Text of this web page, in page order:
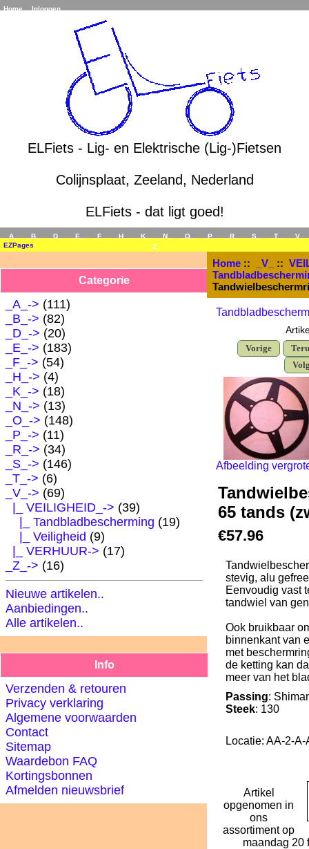
Home Inloggen
ELFiets - Lig- en Elektrische (Lig-)Fietsen
Colijnsplaat, Zeeland, Nederland
ELFiets - dat ligt goed!
_A_ _B_ _D_ _E_ _F_ _H_ _K_ _N_ _O_ _P_ _R_ _S_ _T_
_V_
_Z_
EZPages
Categorie
_A_-> (111)
_B_-> (82)
_D_-> (20)
_E_-> (183)
_F_-> (54)
_H_-> (4)
_K_-> (18)
_N_-> (13)
_O_-> (148)
_P_-> (11)
_R_-> (34)
_S_-> (146)
_T_-> (6)
_V_-> (69)
|_ VEILIGHEID_-> (39)
|_ Tandbladbescherming (19)
|_ Veiligheid (9)
|_ VERHUUR-> (17)
_Z_-> (16)
Nieuwe artikelen..
Aanbiedingen..
Alle artikelen..
Info
Verzenden & retouren
Privacy verklaring
Algemene voorwaarden
Contact
Sitemap
Waardebon FAQ
Kortingsbonnen
Afmelden nieuwsbrief
Home:: _V_ ::
Vorige
Afbeelding
65 tands
€57.96
stevig, alu
Eenvoudig vast
tandwiel van
Ook bruikbaar
binnenkant van
met
de ketting kan
meer van het
Passing:
Steek: 130
Locatie: AA-2-A-
Artikel
opgenomen in
ons
assortiment op
maandag 20